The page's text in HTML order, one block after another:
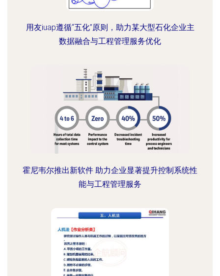
用友iuap遵循“五化”原则，助力某大型石化企业主
数据融合与工程管理服务优化
霍尼韦尔推出新软件 助力企业显著提升控制系统性
能与工程管理服务